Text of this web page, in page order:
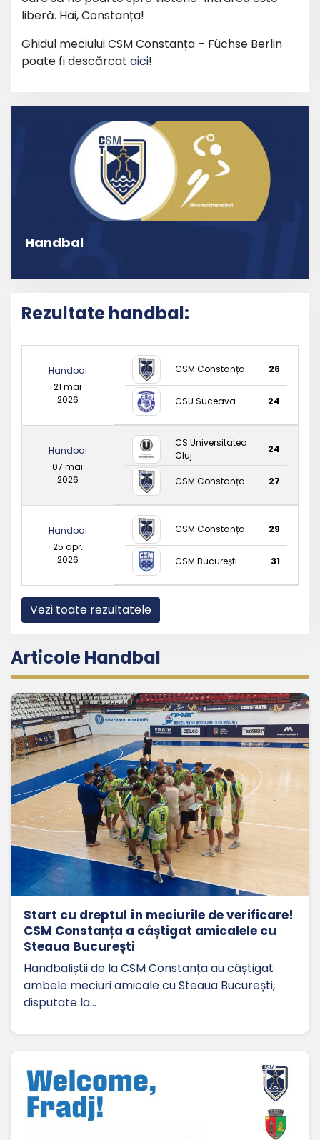
liberă. Hai, Constanța!
Ghidul meciului CSM Constanța – Füchse Berlin
poate fi descărcat aici!
Handbal
Rezultate handbal:
Handbal
21 mai
2026
CSM Constanța 26
CSU Suceava 24
Handbal
07 mai
2026
CS Universitatea
Cluj
24
CSM Constanța 27
Handbal
25 apr.
2026
CSM Constanța 29
CSM București 31
Vezi toate rezultatele
Articole Handbal
Start cu dreptul în meciurile de verificare!
CSM Constanța a câștigat amicalele cu
Steaua București
Handbaliștii de la CSM Constanța au câștigat
ambele meciuri amicale cu Steaua București,
disputate la…